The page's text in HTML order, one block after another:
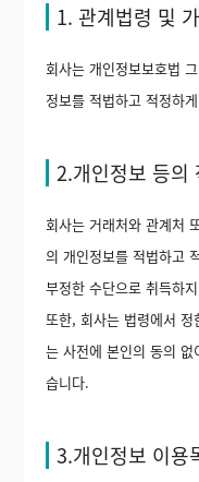
1. 관계법령 및
회사는 개인정보보호법
정보를 적법하고 적정하
2.개인정보 등의
회사는 거래처와 관계처
의 개인정보를 적법하고
부정한 수단으로 취득하
또한, 회사는 법령에서
는 사전에 본인의 동의
습니다.
3.개인정보 이용